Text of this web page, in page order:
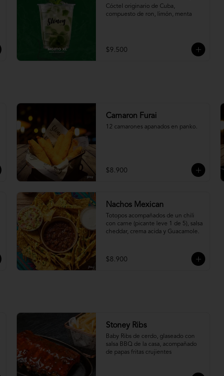
Cóctel originario de Cuba,
compuesto de ron, limón, menta
$9.500
Camaron Furai
12 camarones apanados en panko.
$8.900
Nachos Mexican
Totopos acompañados de un chili
con carne (picante leve 1 de 5), salsa
cheddar, crema acida y Guacamole.
$8.900
Stoney Ribs
Baby Ribs de cerdo, glaseado con
salsa BBQ de la casa, acompañado
de papas fritas crujientes